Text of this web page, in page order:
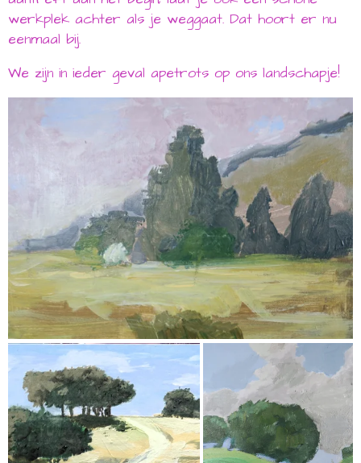
werkplek achter als je weggaat. Dat hoort er nu
eenmaal bij.
We zijn in ieder geval apetrots op ons landschapje!